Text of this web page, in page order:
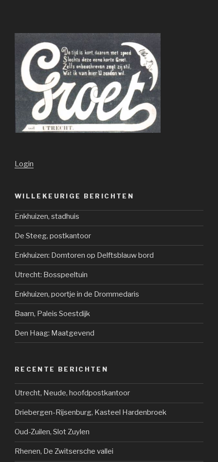
Login
WILLEKEURIGE BERICHTEN
Enkhuizen, stadhuis
De Steeg, postkantoor
Enkhuizen: Domtoren op Delftsblauw bord
Utrecht: Bosspeeltuin
Enkhuizen, poortje in de Drommedaris
Baarn, Paleis Soestdijk
Den Haag: Maatgevend
RECENTE BERICHTEN
Utrecht, Neude, hoofdpostkantoor
Driebergen-Rijsenburg, Kasteel Hardenbroek
Oud-Zuilen, Slot Zuylen
Rhenen, De Zwitsersche vallei